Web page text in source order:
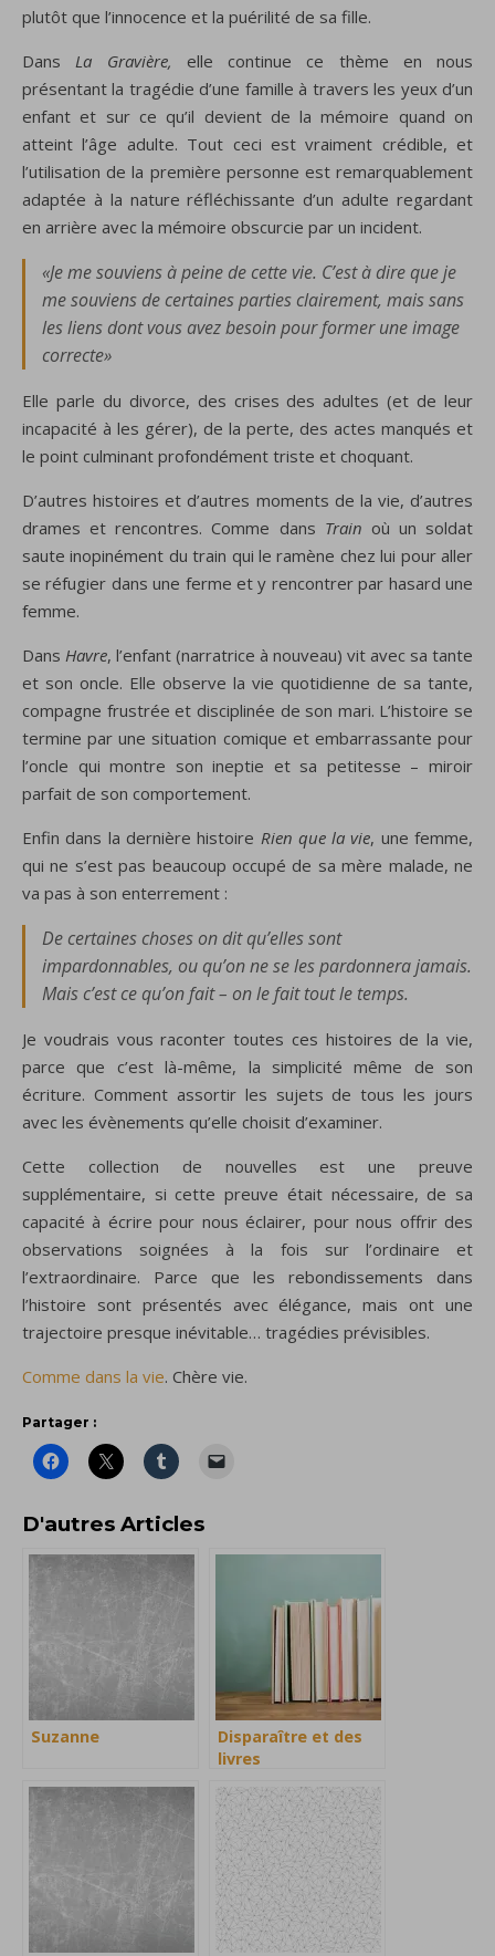
plutôt que l’innocence et la puérilité de sa fille.
Dans La Gravière, elle continue ce thème en nous
présentant la tragédie d’une famille à travers les yeux d’un
enfant et sur ce qu’il devient de la mémoire quand on
atteint l’âge adulte. Tout ceci est vraiment crédible, et
l’utilisation de la première personne est remarquablement
adaptée à la nature réfléchissante d’un adulte regardant
en arrière avec la mémoire obscurcie par un incident.
«Je me souviens à peine de cette vie. C’est à dire que je
me souviens de certaines parties clairement, mais sans
les liens dont vous avez besoin pour former une image
correcte»
Elle parle du divorce, des crises des adultes (et de leur
incapacité à les gérer), de la perte, des actes manqués et
le point culminant profondément triste et choquant.
D’autres histoires et d’autres moments de la vie, d’autres
drames et rencontres. Comme dans Train où un soldat
saute inopinément du train qui le ramène chez lui pour aller
se réfugier dans une ferme et y rencontrer par hasard une
femme.
Dans Havre, l’enfant (narratrice à nouveau) vit avec sa tante
et son oncle. Elle observe la vie quotidienne de sa tante,
compagne frustrée et disciplinée de son mari. L’histoire se
termine par une situation comique et embarrassante pour
l’oncle qui montre son ineptie et sa petitesse – miroir
parfait de son comportement.
Enfin dans la dernière histoire Rien que la vie, une femme,
qui ne s’est pas beaucoup occupé de sa mère malade, ne
va pas à son enterrement :
De certaines choses on dit qu’elles sont
impardonnables, ou qu’on ne se les pardonnera jamais.
Mais c’est ce qu’on fait – on le fait tout le temps.
Je voudrais vous raconter toutes ces histoires de la vie,
parce que c’est là-même, la simplicité même de son
écriture. Comment assortir les sujets de tous les jours
avec les évènements qu’elle choisit d’examiner.
Cette collection de nouvelles est une preuve
supplémentaire, si cette preuve était nécessaire, de sa
capacité à écrire pour nous éclairer, pour nous offrir des
observations soignées à la fois sur l’ordinaire et
l’extraordinaire. Parce que les rebondissements dans
l’histoire sont présentés avec élégance, mais ont une
trajectoire presque inévitable… tragédies prévisibles.
Comme dans la vie. Chère vie.
Partager :
D'autres Articles
Suzanne
Disparaître et des
livres